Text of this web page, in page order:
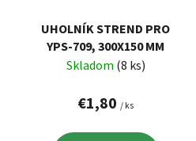
UHOLNÍK STREND PRO
YPS-709, 300X150 MM
Skladom (8 ks)
€1,80 / ks